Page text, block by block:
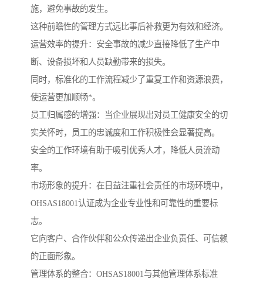
施，避免事故的发生。
这种前瞻性的管理方式远比事后补救更为有效和经济。
运营效率的提升：安全事故的减少直接降低了生产中
断、设备损坏和人员缺勤带来的损失。
同时，标准化的工作流程减少了重复工作和资源浪费，
使运营更加顺畅*。
员工归属感的增强：当企业展现出对员工健康安全的切
实关怀时，员工的忠诚度和工作积极性会显著提高。
安全的工作环境有助于吸引优秀人才，降低人员流动
率。
市场形象的提升：在日益注重社会责任的市场环境中，
OHSAS18001认证成为企业专业性和可靠性的重要标
志。
它向客户、合作伙伴和公众传递出企业负责任、可信赖
的正面形象。
管理体系的整合：OHSAS18001与其他管理体系标准